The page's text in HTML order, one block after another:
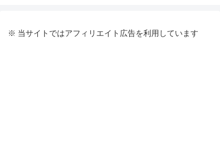
※ 当サイトではアフィリエイト広告を利用しています